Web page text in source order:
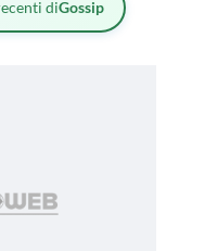
diGossip